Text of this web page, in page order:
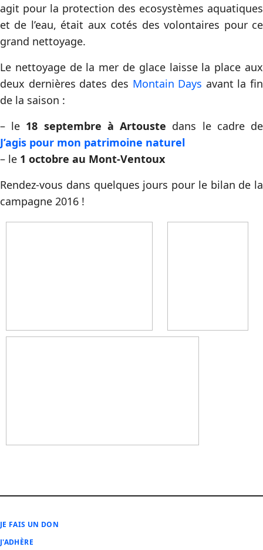
agit pour la protection des ecosystèmes aquatiques
et de l’eau, était aux cotés des volontaires pour ce
grand nettoyage.
Le nettoyage de la mer de glace laisse la place aux
deux dernières dates des Montain Days avant la fin
de la saison :
– le 18 septembre à Artouste dans le cadre de
J’agis pour mon patrimoine naturel
– le 1 octobre au Mont-Ventoux
Rendez-vous dans quelques jours pour le bilan de la
campagne 2016 !
JE FAIS UN DON
J'ADHÈRE